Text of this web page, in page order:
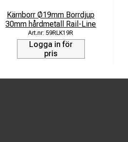
Kärnborr Ø19mm Borrdjup
30mm hårdmetall Rail-Line
59RLK19R
Logga in för
pris